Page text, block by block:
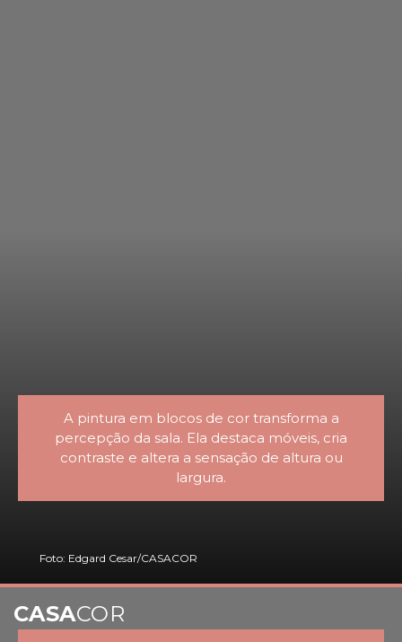
A pintura em blocos de cor transforma a
percepção da sala. Ela destaca móveis, cria
contraste e altera a sensação de altura ou
largura.
Foto: Edgard Cesar/CASACOR
CASACOR